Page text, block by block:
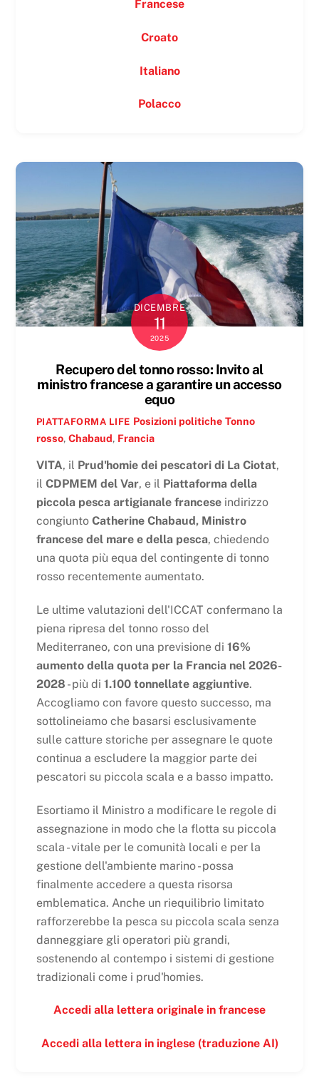
Francese
Croato
Italiano
Polacco
DICEMBRE
11
2025
Recupero del tonno rosso: Invito al
ministro francese a garantire un accesso
equo
PIATTAFORMA LIFE Posizioni politiche Tonno
rosso, Chabaud, Francia
VITA, il Prud'homie dei pescatori di La Ciotat,
il CDPMEM del Var, e il Piattaforma della
piccola pesca artigianale franceseindirizzo
congiunto Catherine Chabaud, Ministro
francese del mare e della pesca, chiedendo
una quota più equa del contingente di tonno
rosso recentemente aumentato.
Le ultime valutazioni dell'ICCAT confermano la
piena ripresa del tonno rosso del
Mediterraneo, con una previsione di 16%
aumento della quota per la Francia nel 2026-
2028 - più di 1.100 tonnellate aggiuntive.
Accogliamo con favore questo successo, ma
sottolineiamo che basarsi esclusivamente
sulle catture storiche per assegnare le quote
continua a escludere la maggior parte dei
pescatori su piccola scala e a basso impatto.
Esortiamo il Ministro a modificare le regole di
assegnazione in modo che la flotta su piccola
scala - vitale per le comunità locali e per la
gestione dell'ambiente marino - possa
finalmente accedere a questa risorsa
emblematica. Anche un riequilibrio limitato
rafforzerebbe la pesca su piccola scala senza
danneggiare gli operatori più grandi,
sostenendo al contempo i sistemi di gestione
tradizionali come i prud'homies.
Accedi alla lettera originale in francese
Accedi alla lettera in inglese (traduzione AI)